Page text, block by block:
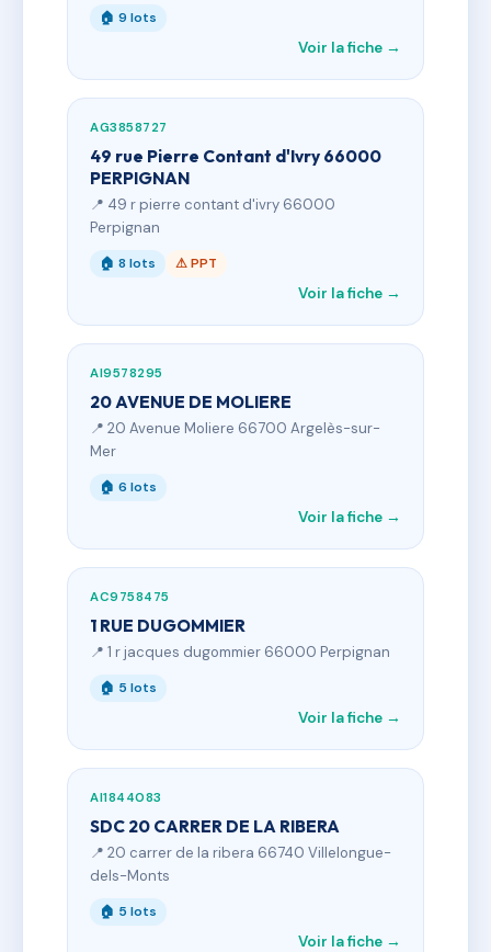
🏠 9 lots
Voir la fiche →
AG3858727
49 rue Pierre Contant d'Ivry 66000
PERPIGNAN
📍 49 r pierre contant d'ivry 66000
Perpignan
🏠 8 lots ⚠ PPT
Voir la fiche →
AI9578295
20 AVENUE DE MOLIERE
📍 20 Avenue Moliere 66700 Argelès-sur-
Mer
🏠 6 lots
Voir la fiche →
AC9758475
1 RUE DUGOMMIER
📍 1 r jacques dugommier 66000 Perpignan
🏠 5 lots
Voir la fiche →
AI1844083
SDC 20 CARRER DE LA RIBERA
📍 20 carrer de la ribera 66740 Villelongue-
dels-Monts
🏠 5 lots
Voir la fiche →